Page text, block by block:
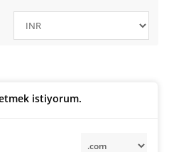
istiyorum.